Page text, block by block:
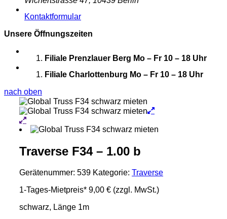
Kontaktformular
Unsere Öffnungszeiten
Filiale Prenzlauer Berg Mo – Fr 10 – 18 Uhr
Filiale Charlottenburg Mo – Fr 10 – 18 Uhr
nach oben
Traverse F34 – 1.00 b
Gerätenummer: 539 Kategorie: Traverse
1-Tages-Mietpreis* 9,00 € (zzgl. MwSt.)
schwarz, Länge 1m